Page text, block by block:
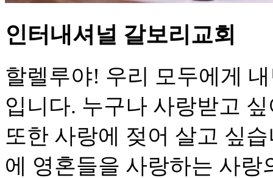
인터내셔널 갈보리교회
할렐루야! 우리 모두에게
입니다. 누구나 사랑받고
또한 사랑에 젖어 살고 싶
에 영혼들을 사랑하는 사